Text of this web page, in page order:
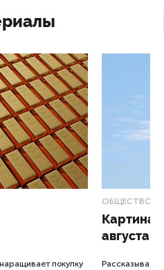
покупку
ОБЩЕСТВО
Картина
августа
Рассказываем